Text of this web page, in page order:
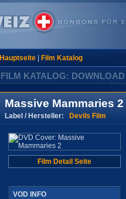
Hauptseite| Film Katalog
FILM KATALOG: DOWNLOAD
Massive Mammaries 2
Label / Hersteller: Devils Film
Film Detail Seite
VOD INFO